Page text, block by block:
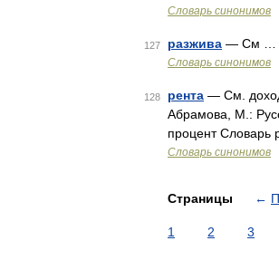
Словарь синонимов
127 разжива — См …
Словарь синонимов
128 рента — См.
Абрамова, М.:
процент Словарь
Словарь синонимов
Страницы ←
1 2 3